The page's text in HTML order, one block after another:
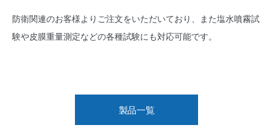
防衛関連のお客様よりご注文をいただいており、また塩水噴霧試
験や皮膜重量測定などの各種試験にも対応可能です。
製品一覧